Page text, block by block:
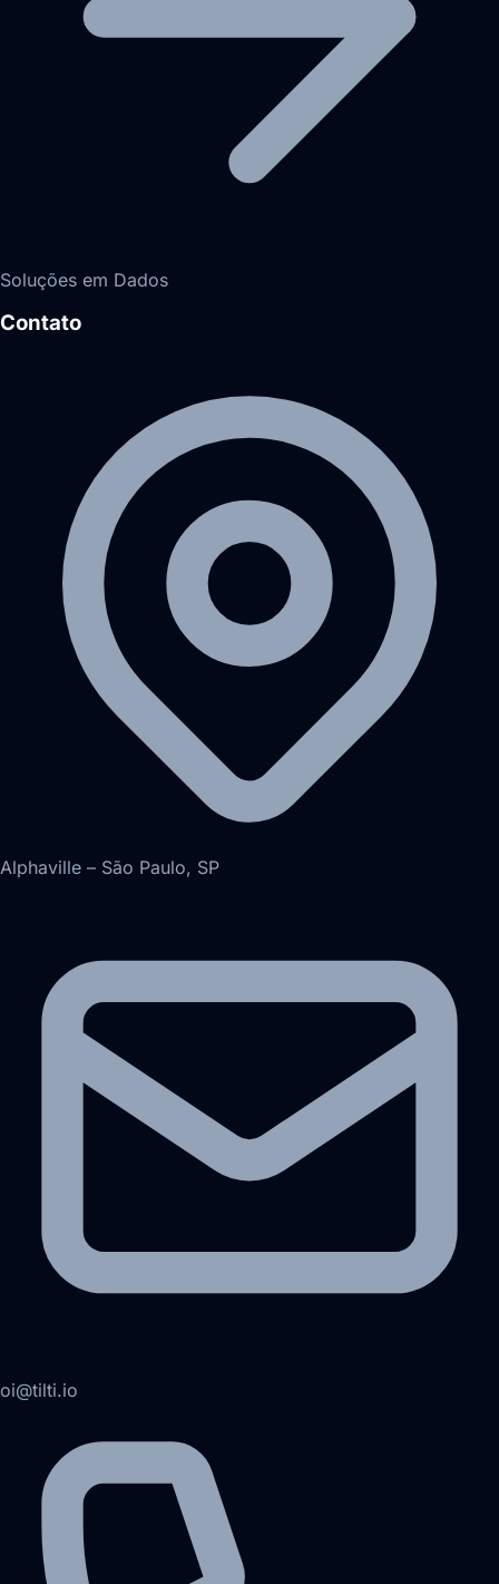
Soluções em Dados
Contato
Alphaville – São Paulo, SP
oi@tilti.io